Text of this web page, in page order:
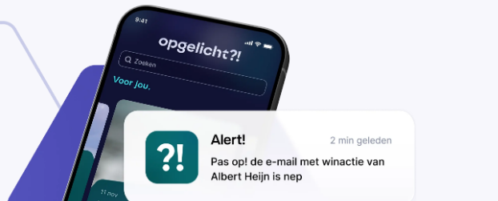
Adidas
of New
Balance
kopen?
Pas op
voor
‘snipes-
outlet.nl’